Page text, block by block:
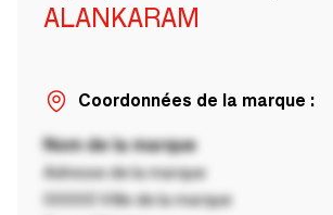
ALANKARAM
Coordonnées de la marque :
Nom de la marque
Adresse de la marque
00000 Ville de la marque